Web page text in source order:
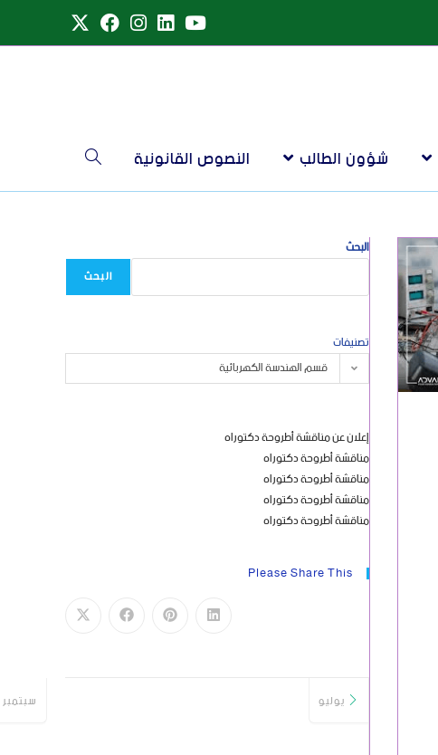
شؤون الطالب النصوص القانونية
البحث
البحث
تصنيفات
قسم الهندسة الكهربائية
إعلان عن مناقشة أطروحة دكتوراه
مناقشة أطروحة دكتوراه
مناقشة أطروحة دكتوراه
مناقشة أطروحة دكتوراه
مناقشة أطروحة دكتوراه
Please Share This
يوليو سبتمبر